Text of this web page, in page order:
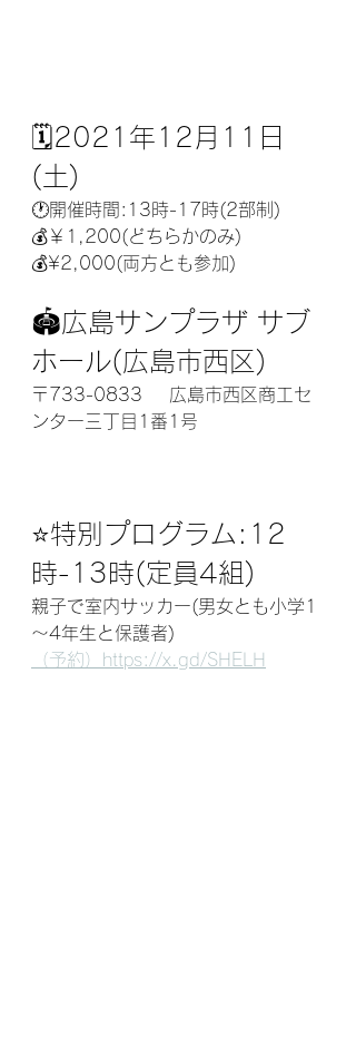
🗓2021年12月11日
(土)
🕐開催時間:13時-17時(2部制)
💰￥1,200(どちらかのみ)
💰¥2,000(両方とも参加)
🏟広島サンプラザ サブ
ホール(広島市西区)
〒733-0833    広島市西区商工セ
ンター三丁目1番1号
⭐️特別プログラム:12
時-13時(定員4組)
親子で室内サッカー(男女とも小学1
～4年生と保護者)
（予約）https://x.gd/SHELH